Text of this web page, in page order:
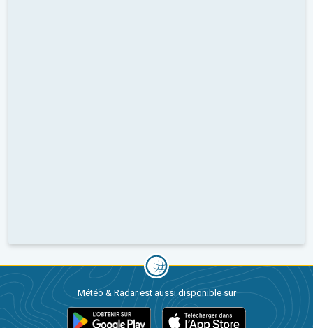
Météo & Radar est aussi disponible sur